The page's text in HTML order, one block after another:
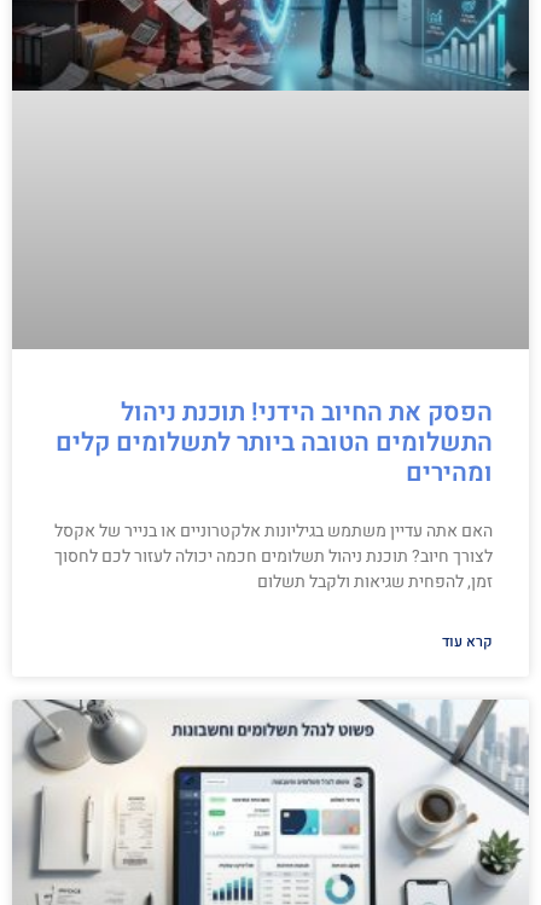
הפסק את החיוב הידני! תוכנת ניהול
התשלומים הטובה ביותר לתשלומים קלים
ומהירים
האם אתה עדיין משתמש בגיליונות אלקטרוניים או בנייר של אקסל
לצורך חיוב? תוכנת ניהול תשלומים חכמה יכולה לעזור לכם לחסוך
זמן, להפחית שגיאות ולקבל תשלום
קרא עוד